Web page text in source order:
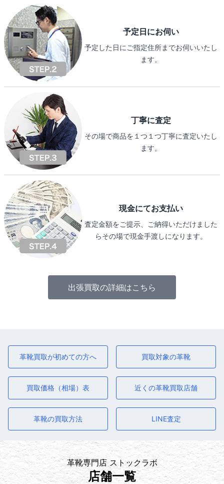
予定日にお伺い
予定した日にご指定住所までお伺いいたし
ます。
丁寧に査定
その場で商品を１つ１つ丁寧に査定いたし
ます。
現金にてお支払い
査定金額をご提示、ご納得いただけました
らその場で現金手渡しになります。
出張買取の詳細はこちら
革靴買取が初めての方へ 買取対象の革靴
買取価格（相場）表 近くの革靴買取店舗
革靴の買取方法 LINE査定
革靴専門店 ストックラボ
店舗一覧